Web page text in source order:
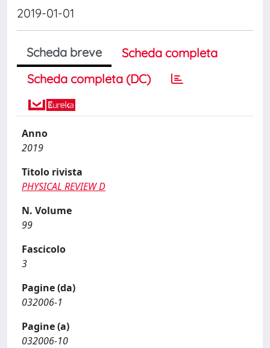
2019-01-01
Scheda breve
Scheda completa
Scheda completa (DC)
Anno
2019
Titolo rivista
PHYSICAL REVIEW D
N. Volume
99
Fascicolo
3
Pagine (da)
032006-1
Pagine (a)
032006-10